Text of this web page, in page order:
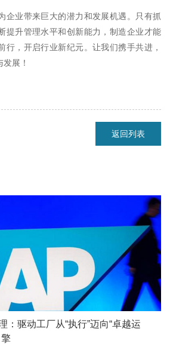
企业带来巨大的潜力和发展机遇。只有抓
提升管理水平和创新能力，制造企业才能
行，开启行业新纪元。让我们携手共进，
展！
返回列表
：驱动工厂从“执行”迈向“卓越运